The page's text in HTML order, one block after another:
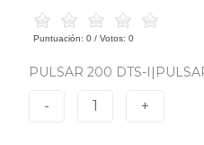
Puntuación: 0 / Votos: 0
PULSAR 200 DTS-
- 1 +